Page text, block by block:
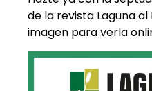
de la revista Laguna
imagen para verla